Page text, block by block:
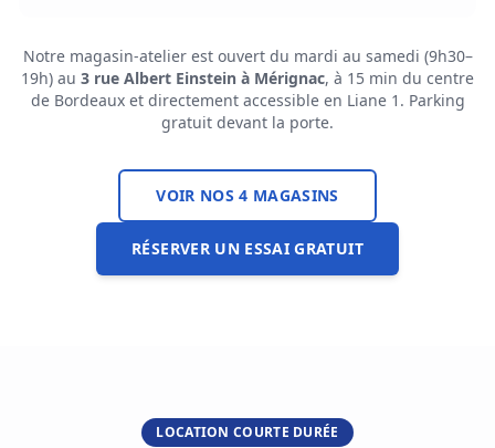
Notre magasin-atelier est ouvert du mardi au samedi (9h30–
19h) au 3 rue Albert Einstein à Mérignac, à 15 min du centre
de Bordeaux et directement accessible en Liane 1. Parking
gratuit devant la porte.
VOIR NOS 4 MAGASINS
RÉSERVER UN ESSAI GRATUIT
LOCATION COURTE DURÉE